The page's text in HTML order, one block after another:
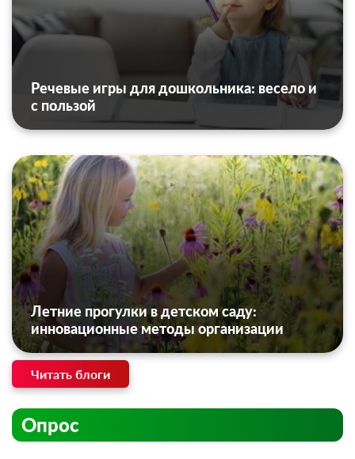
Речевые игры для дошкольника: весело и
с пользой
Летние прогулки в детском саду:
инновационные методы организации
Читать блоги
Опрос